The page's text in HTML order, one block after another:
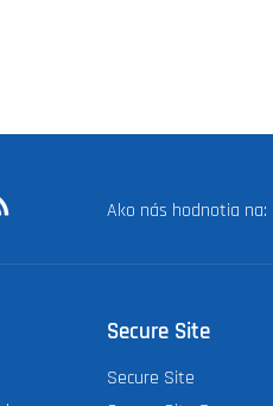
Ako nás hodnotia na:
Secure Site
Secure Site